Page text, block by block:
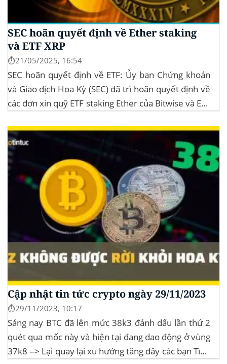
SEC hoãn quyết định về Ether staking
và ETF XRP
⏱️21/05/2025, 16:54
SEC hoãn quyết định về ETF: Ủy ban Chứng khoán
và Giao dịch Hoa Kỳ (SEC) đã trì hoãn quyết định về
các đơn xin quỹ ETF staking Ether của Bitwise và ETF
10/2025 để thu thập thêm ý kiến công...
Cập nhật tin tức crypto ngày 29/11/2023
⏱️29/11/2023, 10:17
Sáng nay BTC đã lên mức 38k3 đánh dấu lần thứ 2
quét qua mốc này và hiện tại đang dao động ở vùng
37k8 --> Lại quay lại xu hướng tăng đây các bạn Tình